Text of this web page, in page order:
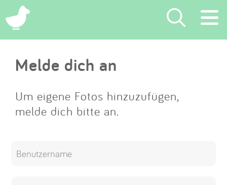
×
Suchen
Eintragen
App
Melde dich an
Um eigene Fotos hinzuzufügen,
melde dich bitte an.